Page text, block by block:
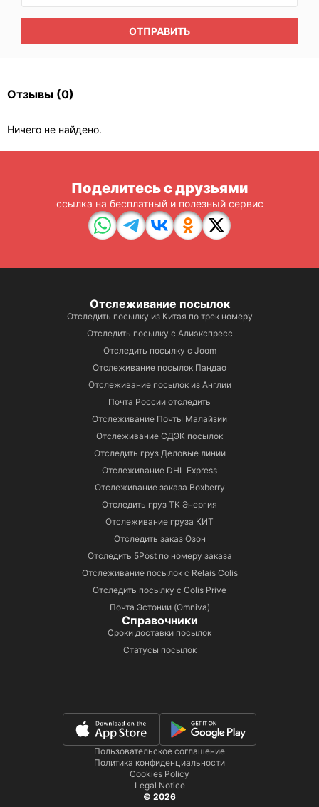
ОТПРАВИТЬ
Отзывы (0)
Ничего не найдено.
Поделитесь с друзьями
ссылка на бесплатный и полезный сервис
Отслеживание посылок
Отследить посылку из Китая по трек номеру
Отследить посылку с Алиэкспресс
Отследить посылку с Joom
Отслеживание посылок Пандао
Отслеживание посылок из Англии
Почта России отследить
Отслеживание Почты Малайзии
Отслеживание СДЭК посылок
Отследить груз Деловые линии
Отслеживание DHL Express
Отслеживание заказа Boxberry
Отследить груз ТК Энергия
Отслеживание груза КИТ
Отследить заказ Озон
Отследить 5Post по номеру заказа
Отслеживание посылок с Relais Colis
Отследить посылку с Colis Prive
Почта Эстонии (Omniva)
Справочники
Сроки доставки посылок
Статусы посылок
Пользовательское соглашение
Политика конфиденциальности
Cookies Policy
Legal Notice
© 2026